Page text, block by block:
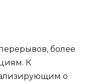
более
К
о